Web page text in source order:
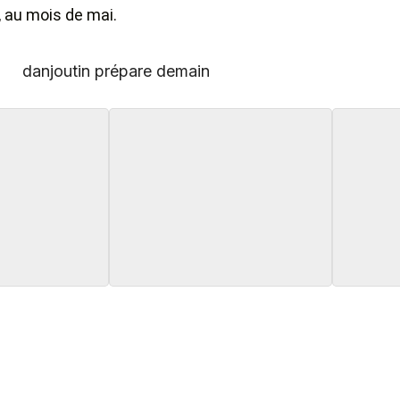
mois de mai.